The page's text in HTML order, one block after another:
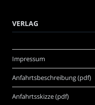
VERLAG
Impressum
Anfahrtsbeschreibung (pdf)
Anfahrtsskizze (pdf)